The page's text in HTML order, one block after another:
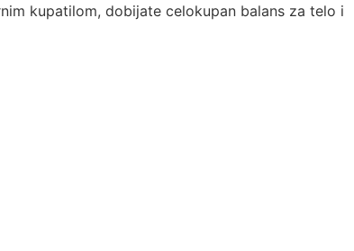
kupatilom, dobijate celokupan balans za telo i